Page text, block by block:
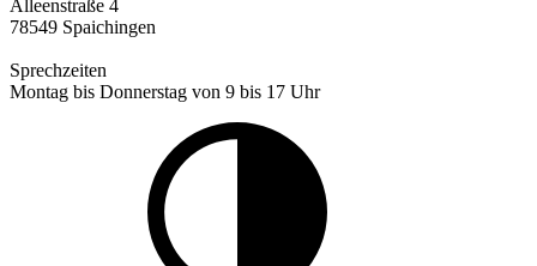
Alleenstraße 4
78549 Spaichingen
Sprechzeiten
Montag bis Donnerstag von 9 bis 17 Uhr